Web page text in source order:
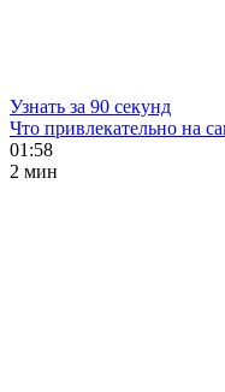
Узнать за 90 секунд
Что привлекательно на
01:58
2 мин